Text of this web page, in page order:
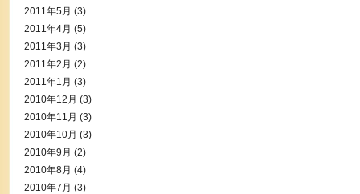
2011年5月 (3)
2011年4月 (5)
2011年3月 (3)
2011年2月 (2)
2011年1月 (3)
2010年12月 (3)
2010年11月 (3)
2010年10月 (3)
2010年9月 (2)
2010年8月 (4)
2010年7月 (3)